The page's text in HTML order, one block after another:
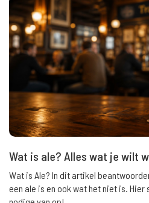
Wat is ale? Alles wat je wilt
Wat is Ale? In dit artikel
een ale is en ook wat het niet is.